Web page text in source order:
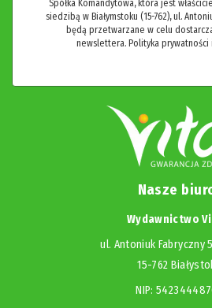
Spółka Komandytowa, która jest
siedzibą w Białymstoku (15-762), ul.
będą przetwarzane w celu
newslettera. Polityka
Nasze
Wydawnictwo
ul. Antoniuk Fabryczny
15-762
NIP: